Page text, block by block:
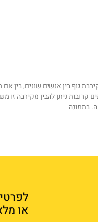
גוף בין אנשים שונים, בין אם
קרובות ניתן להבין מקירבה זו
בתמונה
או